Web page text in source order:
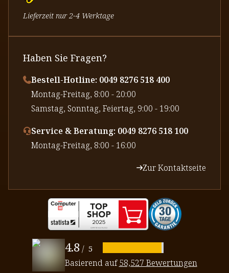
Lieferzeit nur 2-4 Werktage
Haben Sie Fragen?
Bestell-Hotline: 0049 8276 518 400
⁠Montag-Freitag, 8:00 - 20:00
⁠Samstag, Sonntag, Feiertag, 9:00 - 19:00
Service & Beratung: 0049 8276 518 100
⁠Montag-Freitag, 8:00 - 16:00
Zur Kontaktseite
4.8 / 5
Basierend auf58,527 Bewertungen